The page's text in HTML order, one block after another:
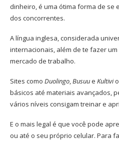
dinheiro, é uma ótima forma de se
dos concorrentes.
A língua inglesa, considerada
internacionais, além de te fazer
mercado de trabalho.
Sites como Duolingo,Busuue Kultivi
básicos até materiais avançados,
vários níveis consigam treinar e
E o mais legal é que você pode
ou até o seu próprio celular. Para